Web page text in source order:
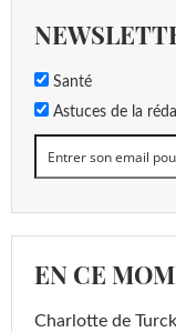
Santé
Astuces de la
EN CE
Charlotte de